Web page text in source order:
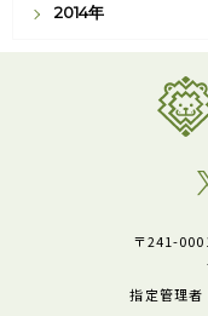
2014年
〒241-
指定管理者